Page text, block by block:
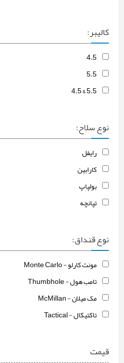
کالیبر:
4.5
5.5
5.5 & 4.5
نوع سلاح:
رایفل
کارابین
بولپاپ
تپانچه
نوع قنداق:
مونت کارلو - Monte Carlo
تامب هول - Thumbhole
مک میلان - McMillan
تاکتیکال - Tactical
قیمت